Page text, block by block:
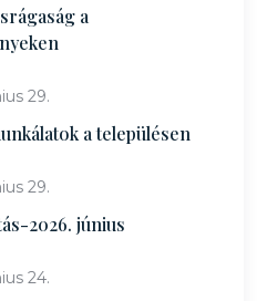
a
29.
a településen
29.
2026. június
24.